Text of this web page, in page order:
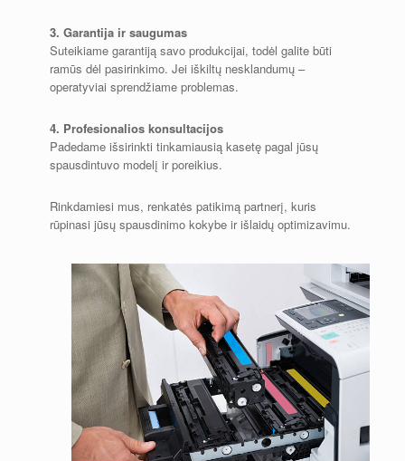
3. Garantija ir saugumas
Suteikiame garantiją savo produkcijai, todėl galite būti
ramūs dėl pasirinkimo. Jei iškiltų nesklandumų –
operatyviai sprendžiame problemas.
4. Profesionalios konsultacijos
Padedame išsirinkti tinkamiausią kasetę pagal jūsų
spausdintuvo modelį ir poreikius.
Rinkdamiesi mus, renkatės patikimą partnerį, kuris
rūpinasi jūsų spausdinimo kokybe ir išlaidų optimizavimu.